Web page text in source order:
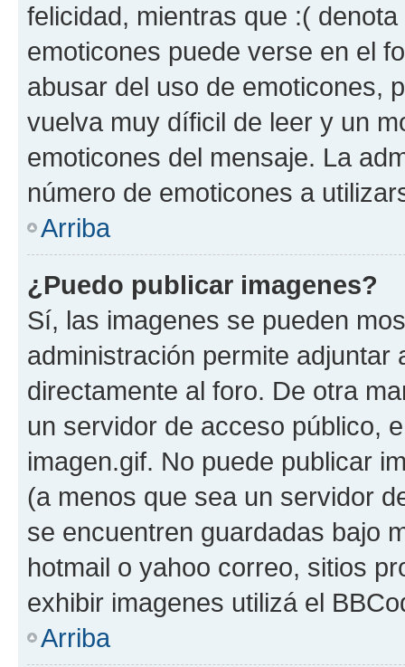
felicidad, mientras que :(
emoticones puede verse en el
abusar del uso de emoticones,
vuelva muy díficil de leer y un
emoticones del mensaje. La
número de emoticones a
Arriba
¿Puedo publicar imagenes?
Sí, las imagenes se pueden
administración permite
directamente al foro. De otra
un servidor de acceso público,
imagen.gif. No puede publicar
(a menos que sea un servidor
se encuentren guardadas bajo
hotmail o yahoo correo, sitios
exhibir imagenes utilizá el
Arriba